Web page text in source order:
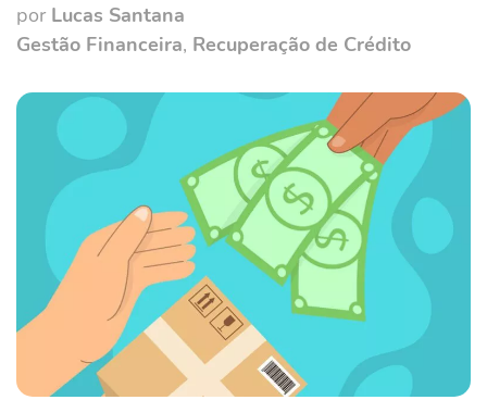
por Lucas Santana
Gestão Financeira, Recuperação de Crédito